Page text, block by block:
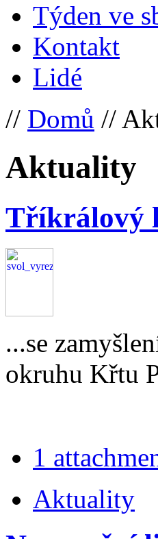
Týden ve
Kontakt
Lidé
// Domů //
Aktuality
Tříkrálový
...se
okruhu Křtu
1
Aktuality